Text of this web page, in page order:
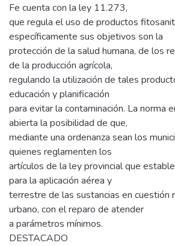
Fe cuenta con la ley 11.273,
que regula el uso de productos
específicamente sus objetivos son la
protección de la salud humana, de los
de la producción agrícola,
regulando la utilización de tales
educación y planificación
para evitar la contaminación. La norma
abierta la posibilidad de que,
mediante una ordenanza sean los
quienes reglamenten los
artículos de la ley provincial que
para la aplicación aérea y
terrestre de las sustancias en cuestión
urbano, con el reparo de atender
a parámetros mínimos.
DESTACADO